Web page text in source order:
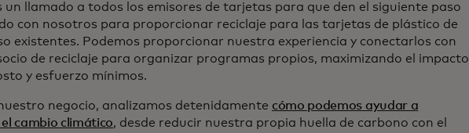
un llamado a todos los emisores de tarjetas para que den el siguiente paso
con nosotros para proporcionar reciclaje para las tarjetas de plástico de
existentes. Podemos proporcionar nuestra experiencia y conectarlos con
de reciclaje para organizar programas propios, maximizando el impacto
y esfuerzo mínimos.
negocio, analizamos detenidamente cómo podemos ayudar a
cambio climático, desde reducir nuestra propia huella de carbono con el